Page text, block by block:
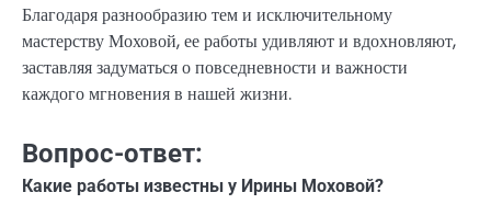
Благодаря разнообразию тем и исключительному
мастерству Моховой, ее работы удивляют и вдохновляют,
заставляя задуматься о повседневности и важности
каждого мгновения в нашей жизни.
Вопрос-ответ:
Какие работы известны у Ирины Моховой?